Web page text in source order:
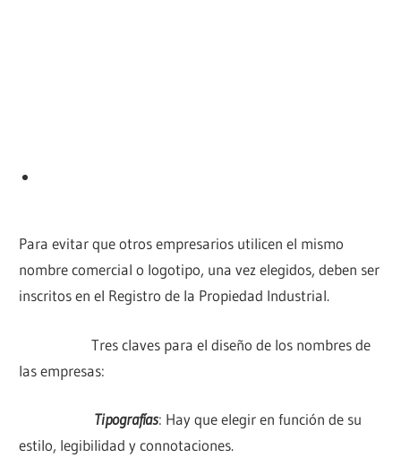
Para evitar que otros empresarios utilicen el mismo
nombre comercial o logotipo, una vez elegidos, deben ser
inscritos en el Registro de la Propiedad Industrial.
Tres claves para el diseño de los nombres de
las empresas:
Tipografías: Hay que elegir en función de su
estilo, legibilidad y connotaciones.